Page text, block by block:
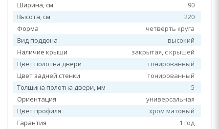
Ширина, см
90
Высота, см
220
Форма
четверть круга
Вид поддона
высокий
Наличие крыши
закрытая, c крышей
Цвет полотна двери
тонированный
Цвет задней стенки
тонированный
Толщина полотна двери, мм
5
Ориентация
универсальная
Цвет профиля
хром матовый
Гарантия
1 год